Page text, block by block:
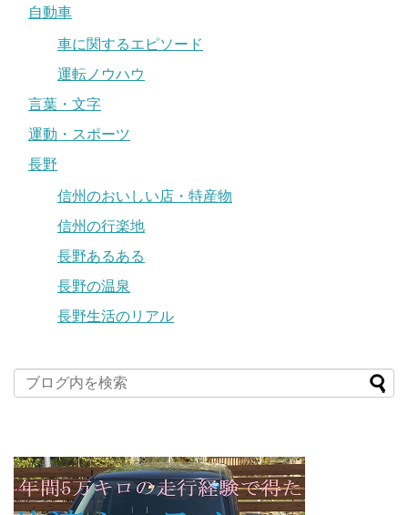
自動車
車に関するエピソード
運転ノウハウ
言葉・文字
運動・スポーツ
長野
信州のおいしい店・特産物
信州の行楽地
長野あるある
長野の温泉
長野生活のリアル